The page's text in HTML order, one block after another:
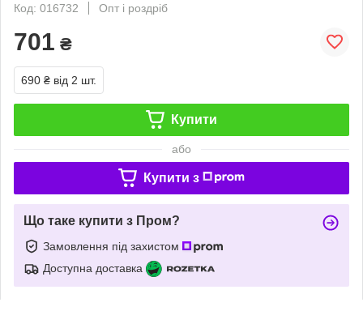
Код: 016732
Опт і роздріб
701 ₴
690 ₴ від 2 шт.
Купити
або
Купити з
Що таке купити з Пром?
Замовлення під захистом
Доступна доставка